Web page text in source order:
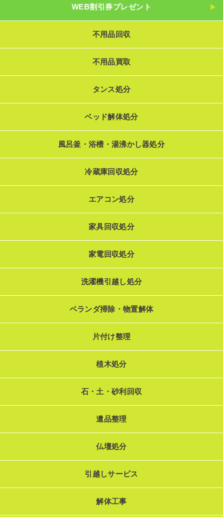
WEB割引券プレゼント
不用品回収
不用品買取
タンス処分
ベッド解体処分
風呂釜・浴槽・湯沸かし器処分
冷蔵庫回収処分
エアコン処分
家具回収処分
家電回収処分
洗濯機引越し処分
ベランダ掃除・物置解体
片付け整理
植木処分
石・土・砂利回収
遺品整理
仏壇処分
引越しサービス
解体工事